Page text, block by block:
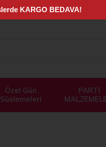
Özel Gün
Süslemeleri
PARTİ